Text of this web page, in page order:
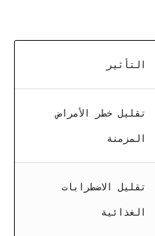
التأثير
تقليل خطر الأمراض
المزمنة
تقليل الاضطرابات
الغذائية